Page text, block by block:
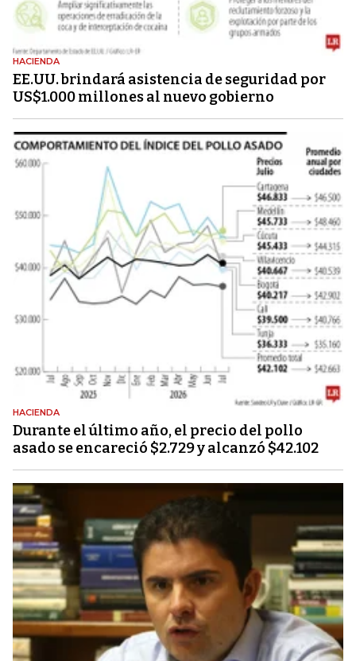
HACIENDA
EE.UU. brindará asistencia de seguridad por
US$1.000 millones al nuevo gobierno
HACIENDA
Durante el último año, el precio del pollo
asado se encareció $2.729 y alcanzó $42.102